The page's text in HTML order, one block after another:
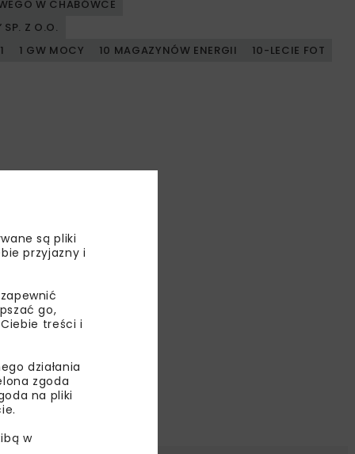
W CHABÓWCE
SP. Z O.O.
1 1 GW MOCY 10 MAGAZYNÓW ENERGII
10-LECIE FOT
są pliki
przyjazny i
go,
treści i
działania
zgoda
na pliki
w